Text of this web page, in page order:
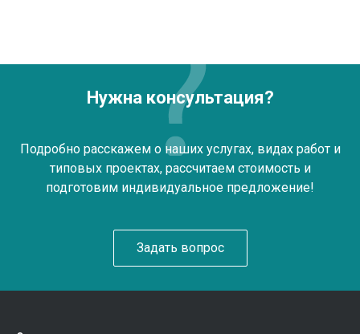
Нужна консультация?
Подробно расскажем о наших услугах, видах работ и
типовых проектах, рассчитаем стоимость и
подготовим индивидуальное предложение!
Задать вопрос